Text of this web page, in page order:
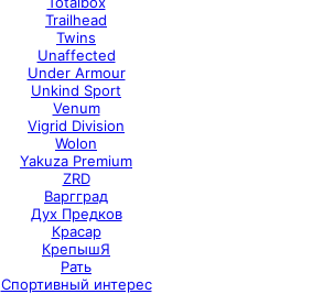
Trailhead
Twins
Unaffected
Under Armour
Unkind Sport
Venum
Vigrid Division
Wolon
Yakuza Premium
ZRD
Варгград
Дух Предков
Красар
КрепышЯ
Рать
Спортивный интерес